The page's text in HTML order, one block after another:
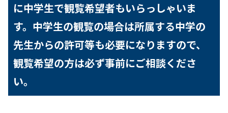
に中学生で観覧希望者もいらっしゃいま
す。中学生の観覧の場合は所属する中学の
先生からの許可等も必要になりますので、
観覧希望の方は必ず事前にご相談くださ
い。